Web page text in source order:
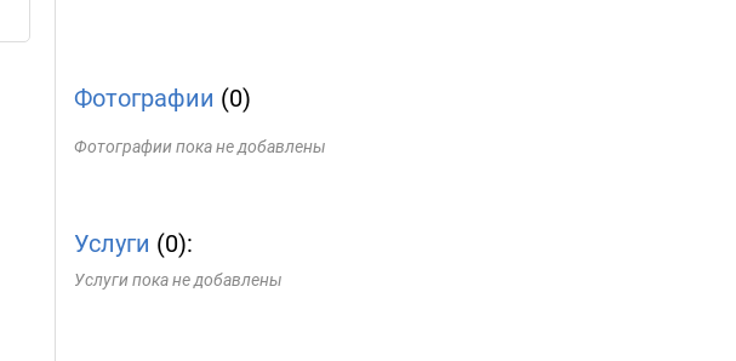
Фотографии (0)
Фотографии пока не добавлены
Услуги (0):
Услуги пока не добавлены